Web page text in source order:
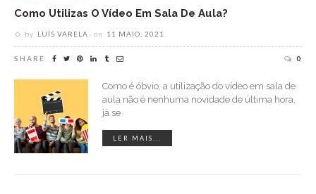
Como Utilizas O Vídeo Em Sala De Aula?
by LUÍS VARELA on 11 MAIO, 2021
SHARE 0
Como é óbvio, a utilização do vídeo em sala de
aula não é nenhuma novidade de última hora,
já se
LER MAIS...